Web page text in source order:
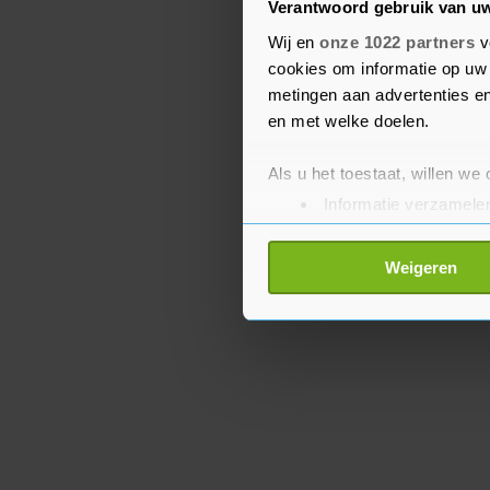
Verantwoord gebruik van
Wij en onze 1022 partners
cookies om informatie op
metingen aan advertenties
en met welke doelen.
Als u het toestaat, willen we
Informatie
Uw apparaat
Lees meer over hoe uw
toestemming op elk moment
Weigeren
het parlement, de
regering met meer
stuurloos Italië,
van de Italianen een